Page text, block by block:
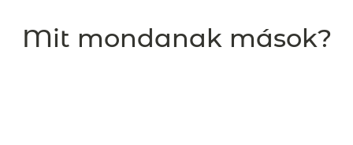
Mit mondanak mások?